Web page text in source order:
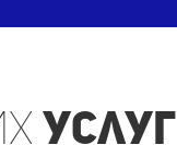
услуг